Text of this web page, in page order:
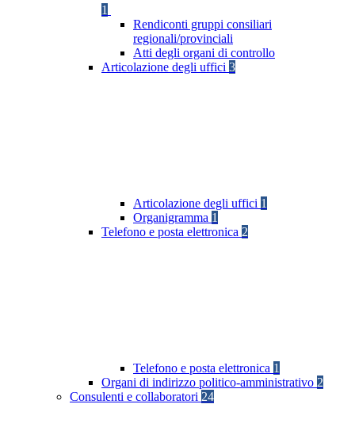
1
Rendiconti gruppi consiliari
regionali/provinciali
Atti degli organi di controllo
Articolazione degli uffici 3
Articolazione degli uffici 1
Organigramma 1
Telefono e posta elettronica 2
Telefono e posta elettronica 1
Organi di indirizzo politico-amministrativo 2
Consulenti e collaboratori 24